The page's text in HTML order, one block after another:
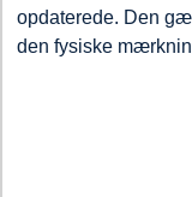
opdaterede. Den
den fysiske